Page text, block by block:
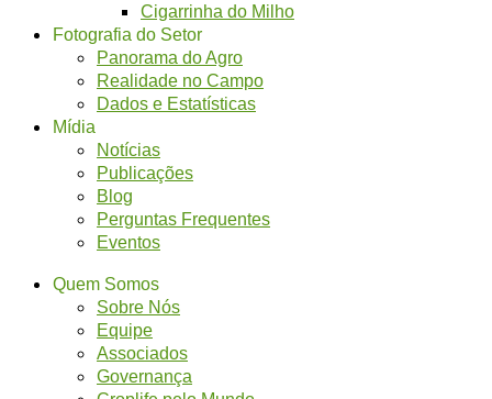
Cigarrinha do Milho
Fotografia do Setor
Panorama do Agro
Realidade no Campo
Dados e Estatísticas
Mídia
Notícias
Publicações
Blog
Perguntas Frequentes
Eventos
Quem Somos
Sobre Nós
Equipe
Associados
Governança